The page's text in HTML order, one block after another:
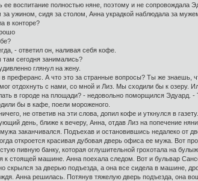
ее воспитание полностью няне, поэтому и не сопровождала
за ужином, сидя за столом, Анна украдкой наблюдала за
в конторе?
- ответил он, наливая себя кофе.
сегодня занимались?
глянул на жену.
преферанс. А что это за странные вопросы? Ты же знаешь,
отдохнуть с нами, со мной и Лиз. Мы сходили бы к озеру.
в городе на площади? - недовольно поморщился Эдуард.
бы в кафе, поели мороженого.
не ответив на эти слова, допил кофе и уткнулся в
день, ближе к вечеру, Анна, отдав Лиз на попечение
мужа заканчивался. Подъехав и остановившись недалеко от
откроется красивая дубовая дверь офиса ее мужа. Вот
пивную банку, которая оглушительной грохотала на
к стоящей машине. Анна поехала следом. Вот и бульвар
скрылся за дверью подъезда, а она все сидела в машине,
Анна решилась. Потянув тяжелую дверь подъезда, она